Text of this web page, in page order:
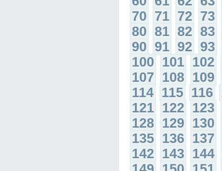
70 71 72 73
80 81 82 83
90 91 92 93
100 101 102
107 108 109
114 115 116
121 122 123
128 129 130
135 136 137
142 143 144